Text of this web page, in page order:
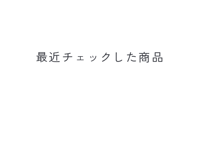
最近チェックした商品